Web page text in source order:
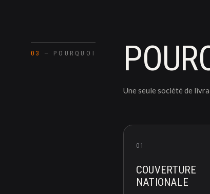
03 — POURQUOI
Une seule société de
01
COUVERTURE
NATIONALE